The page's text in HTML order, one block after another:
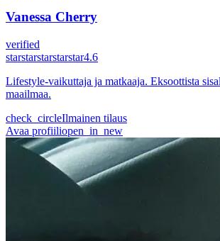
Vanessa Cherry
verified
starstarstarstarstar4.6
Lifestyle-vaikuttaja ja matkaaja. Eksoottista
maailmaa.
check_circleIlmainen tilaus
Avaa profiiliopen_in_new